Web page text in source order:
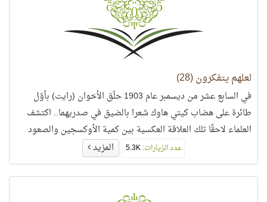
لعلهم يتفكرون (28)
في السابع عشر من ديسمبر عام 1903 حلّق الأخوان (رايت) بأوّل
طائرة على هضاب كيتي هاوك شعرا بالضيق في صدريهما.. اكتشف
العلماء لاحقًا تلك العلاقة العكسية بين كمية الأوكسجين والصعود
عدد الزيارات: المزيد